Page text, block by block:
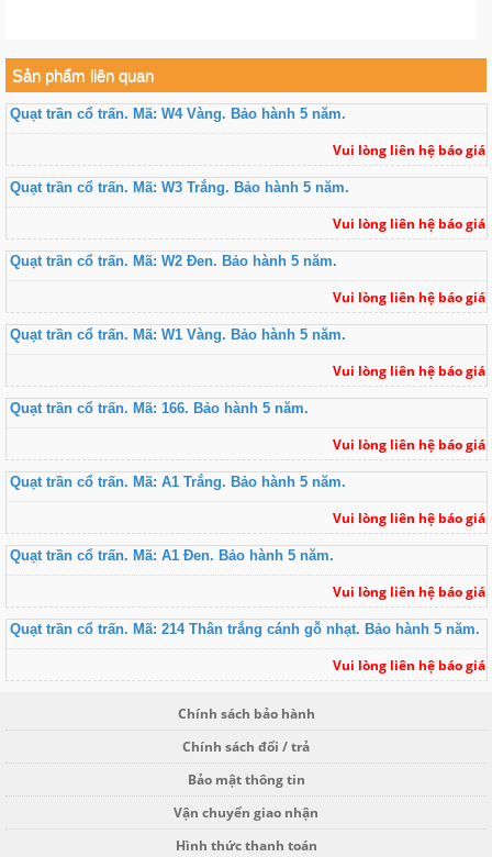
Sản phẩm liên quan
Quạt trần cổ trấn. Mã: W4 Vàng. Bảo hành 5 năm.
Vui lòng liên hệ báo giá
Quạt trần cổ trấn. Mã: W3 Trắng. Bảo hành 5 năm.
Vui lòng liên hệ báo giá
Quạt trần cổ trấn. Mã: W2 Đen. Bảo hành 5 năm.
Vui lòng liên hệ báo giá
Quạt trần cổ trấn. Mã: W1 Vàng. Bảo hành 5 năm.
Vui lòng liên hệ báo giá
Quạt trần cổ trấn. Mã: 166. Bảo hành 5 năm.
Vui lòng liên hệ báo giá
Quạt trần cổ trấn. Mã: A1 Trắng. Bảo hành 5 năm.
Vui lòng liên hệ báo giá
Quạt trần cổ trấn. Mã: A1 Đen. Bảo hành 5 năm.
Vui lòng liên hệ báo giá
Quạt trần cổ trấn. Mã: 214 Thân trắng cánh gỗ nhạt. Bảo hành 5 năm.
Vui lòng liên hệ báo giá
Chính sách bảo hành
Chính sách đổi / trả
Bảo mật thông tin
Vận chuyển giao nhận
Hình thức thanh toán